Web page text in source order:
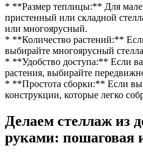
* **Размер теплицы:** Для
пристенный или складной
или многоярусный.
* **Количество растений:**
выбирайте многоярусный
* **Удобство доступа:** Если
растения, выбирайте
* **Простота сборки:** Если
конструкции, которые легко
Делаем стеллаж из
руками: пошаговая